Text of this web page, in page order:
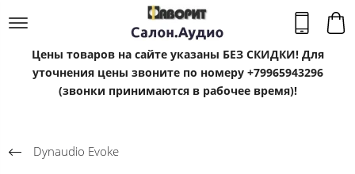
Цены товаров на сайте указаны БЕЗ СКИДКИ! Для
уточнения цены звоните по номеру +79965943296
(звонки принимаются в рабочее время)!
Dynaudio Evoke